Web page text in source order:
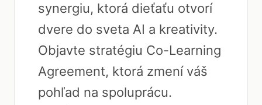
synergiu, ktorá dieťaťu otvorí
dvere do sveta AI a kreativity.
Objavte stratégiu Co-Learning
Agreement, ktorá zmení váš
pohľad na spoluprácu.